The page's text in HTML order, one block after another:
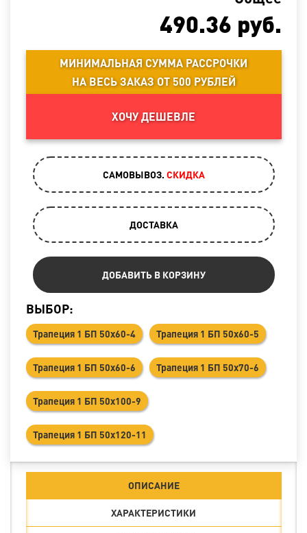
490.36 руб.
МИНИМАЛЬНАЯ СУММА РАССРОЧКИ
НА ВЕСЬ ЗАКАЗ ОТ 500 РУБЛЕЙ
ХОЧУ ДЕШЕВЛЕ
САМОВЫВОЗ. CКИДКА
ДОСТАВКА
ДОБАВИТЬ В КОРЗИНУ
ВЫБОР:
Трапеция 1 БП 50x60-4 Трапеция 1 БП 50x60-5
Трапеция 1 БП 50x60-6 Трапеция 1 БП 50x70-6
Трапеция 1 БП 50x100-9
Трапеция 1 БП 50x120-11
ОПИСАНИЕ
ХАРАКТЕРИСТИКИ